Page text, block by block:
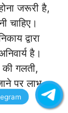
जरूरी है,
चाहिए।
द्वारा
है।
गलती,
पर लाभ